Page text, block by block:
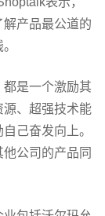
产品最公道的
是一个激励其
源、超强技术能
己奋发向上。
公司的产品同